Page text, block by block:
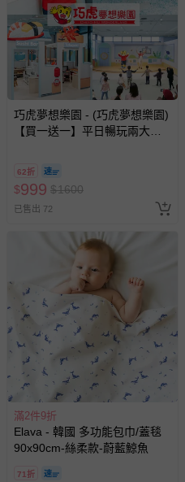
巧虎夢想樂園 - (巧虎夢想樂園)
【買一送一】平日暢玩兩大一
換，贈送券現場領取)-效期至
2026/10/16 正券逾期視同現金
券使用
62折
$999 $1600
已售出 72
滿2件9折
Elava - 韓國 多功能包巾/蓋毯
90x90cm-絲柔款-蔚藍鯨魚
71折